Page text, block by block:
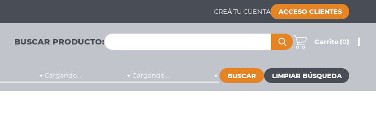
CREÁ TU CUENTA ACCESO CLIENTES
BUSCAR PRODUCTO: Carrito (0)
Cargando... Cargando... BUSCAR